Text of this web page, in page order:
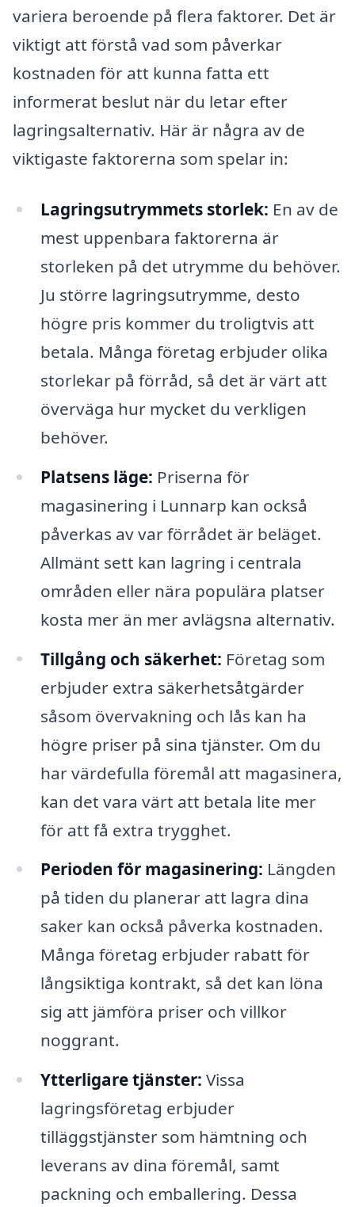
variera beroende på flera faktorer. Det är
viktigt att förstå vad som påverkar
kostnaden för att kunna fatta ett
informerat beslut när du letar efter
lagringsalternativ. Här är några av de
viktigaste faktorerna som spelar in:
Lagringsutrymmets storlek: En av de
mest uppenbara faktorerna är
storleken på det utrymme du behöver.
Ju större lagringsutrymme, desto
högre pris kommer du troligtvis att
betala. Många företag erbjuder olika
storlekar på förråd, så det är värt att
överväga hur mycket du verkligen
behöver.
Platsens läge: Priserna för
magasinering i Lunnarp kan också
påverkas av var förrådet är beläget.
Allmänt sett kan lagring i centrala
områden eller nära populära platser
kosta mer än mer avlägsna alternativ.
Tillgång och säkerhet: Företag som
erbjuder extra säkerhetsåtgärder
såsom övervakning och lås kan ha
högre priser på sina tjänster. Om du
har värdefulla föremål att magasinera,
kan det vara värt att betala lite mer
för att få extra trygghet.
Perioden för magasinering: Längden
på tiden du planerar att lagra dina
saker kan också påverka kostnaden.
Många företag erbjuder rabatt för
långsiktiga kontrakt, så det kan löna
sig att jämföra priser och villkor
noggrant.
Ytterligare tjänster: Vissa
lagringsföretag erbjuder
tilläggstjänster som hämtning och
leverans av dina föremål, samt
packning och emballering. Dessa